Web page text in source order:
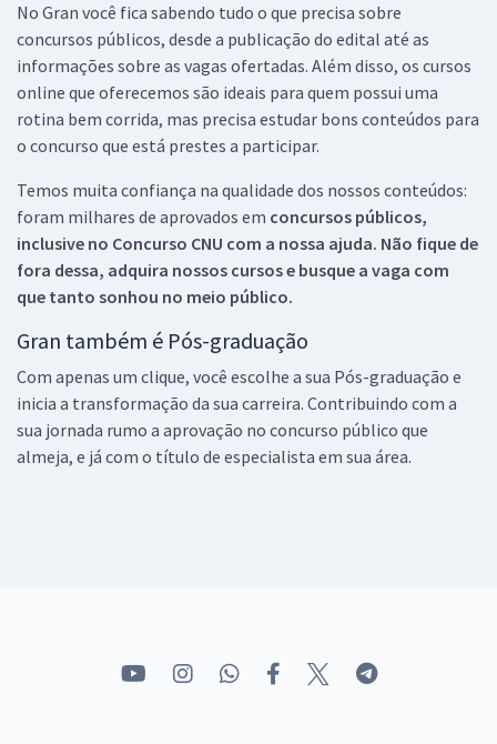
No Gran você fica sabendo tudo o que precisa sobre
concursos públicos, desde a publicação do edital até as
informações sobre as vagas ofertadas. Além disso, os cursos
online que oferecemos são ideais para quem possui uma
rotina bem corrida, mas precisa estudar bons conteúdos para
o concurso que está prestes a participar.
Temos muita confiança na qualidade dos nossos conteúdos:
foram milhares de aprovados em concursos públicos,
inclusive no Concurso CNU com a nossa ajuda. Não fique de
fora dessa, adquira nossos cursos e busque a vaga com
que tanto sonhou no meio público.
Gran também é Pós-graduação
Com apenas um clique, você escolhe a sua Pós-graduação e
inicia a transformação da sua carreira. Contribuindo com a
sua jornada rumo a aprovação no concurso público que
almeja, e já com o título de especialista em sua área.